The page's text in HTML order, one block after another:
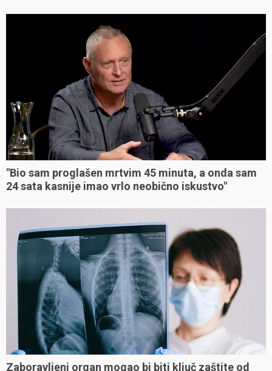
"Bio sam proglašen mrtvim 45 minuta, a onda sam
24 sata kasnije imao vrlo neobično iskustvo"
Zaboravljeni organ mogao bi biti ključ zaštite od